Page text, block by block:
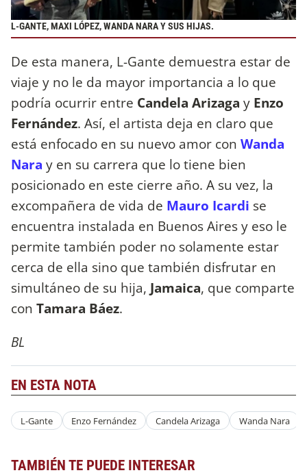
L-GANTE, MAXI LÓPEZ, WANDA NARA Y SUS HIJAS.
De esta manera, L-Gante demuestra estar de
viaje y no le da mayor importancia a lo que
podría ocurrir entre Candela Arizaga y Enzo
Fernández. Así, el artista deja en claro que
está enfocado en su nuevo amor con Wanda
Nara y en su carrera que lo tiene bien
posicionado en este cierre año. A su vez, la
excompañera de vida de Mauro Icardi se
encuentra instalada en Buenos Aires y eso le
permite también poder no solamente estar
cerca de ella sino que también disfrutar en
simultáneo de su hija, Jamaica, que comparte
con Tamara Báez.
BL
EN ESTA NOTA
L-Gante Enzo Fernández Candela Arizaga Wanda Nara
TAMBIÉN TE PUEDE INTERESAR